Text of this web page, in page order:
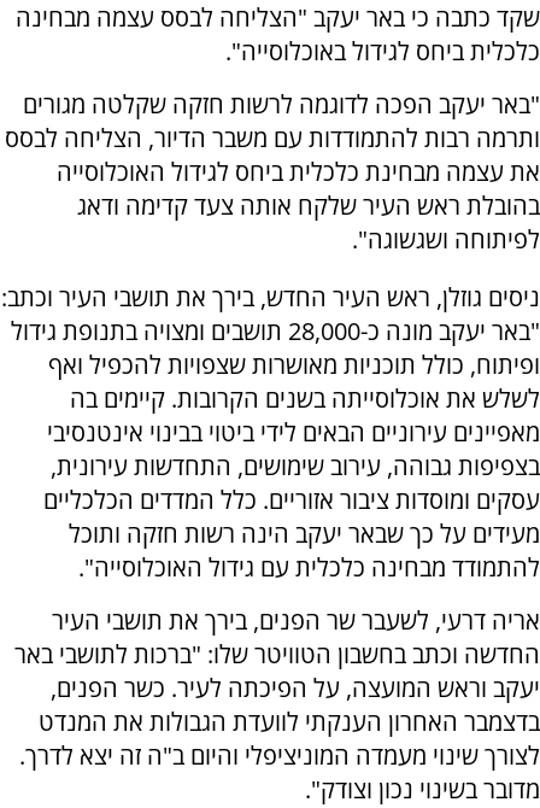
שקד כתבה כי באר יעקב "הצליחה לבסס עצמה מבחינה
כלכלית ביחס לגידול באוכלוסייה".
"באר יעקב הפכה לדוגמה לרשות חזקה שקלטה מגורים
ותרמה רבות להתמודדות עם משבר הדיור, הצליחה לבסס
את עצמה מבחינת כלכלית ביחס לגידול האוכלוסייה
בהובלת ראש העיר שלקח אותה צעד קדימה ודאג
לפיתוחה ושגשוגה".
ניסים גוזלן, ראש העיר החדש, בירך את תושבי העיר וכתב:
"באר יעקב מונה כ-28,000 תושבים ומצויה בתנופת גידול
ופיתוח, כולל תוכניות מאושרות שצפויות להכפיל ואף
לשלש את אוכלוסייתה בשנים הקרובות. קיימים בה
מאפיינים עירוניים הבאים לידי ביטוי בבינוי אינטנסיבי
בצפיפות גבוהה, עירוב שימושים, התחדשות עירונית,
עסקים ומוסדות ציבור אזוריים. כלל המדדים הכלכליים
מעידים על כך שבאר יעקב הינה רשות חזקה ותוכל
להתמודד מבחינה כלכלית עם גידול האוכלוסייה".
אריה דרעי, לשעבר שר הפנים, בירך את תושבי העיר
החדשה וכתב בחשבון הטוויטר שלו: "ברכות לתושבי באר
יעקב וראש המועצה, על הפיכתה לעיר. כשר הפנים,
בדצמבר האחרון הענקתי לוועדת הגבולות את המנדט
לצורך שינוי מעמדה המוניציפלי והיום ב"ה זה יצא לדרך.
מדובר בשינוי נכון וצודק".